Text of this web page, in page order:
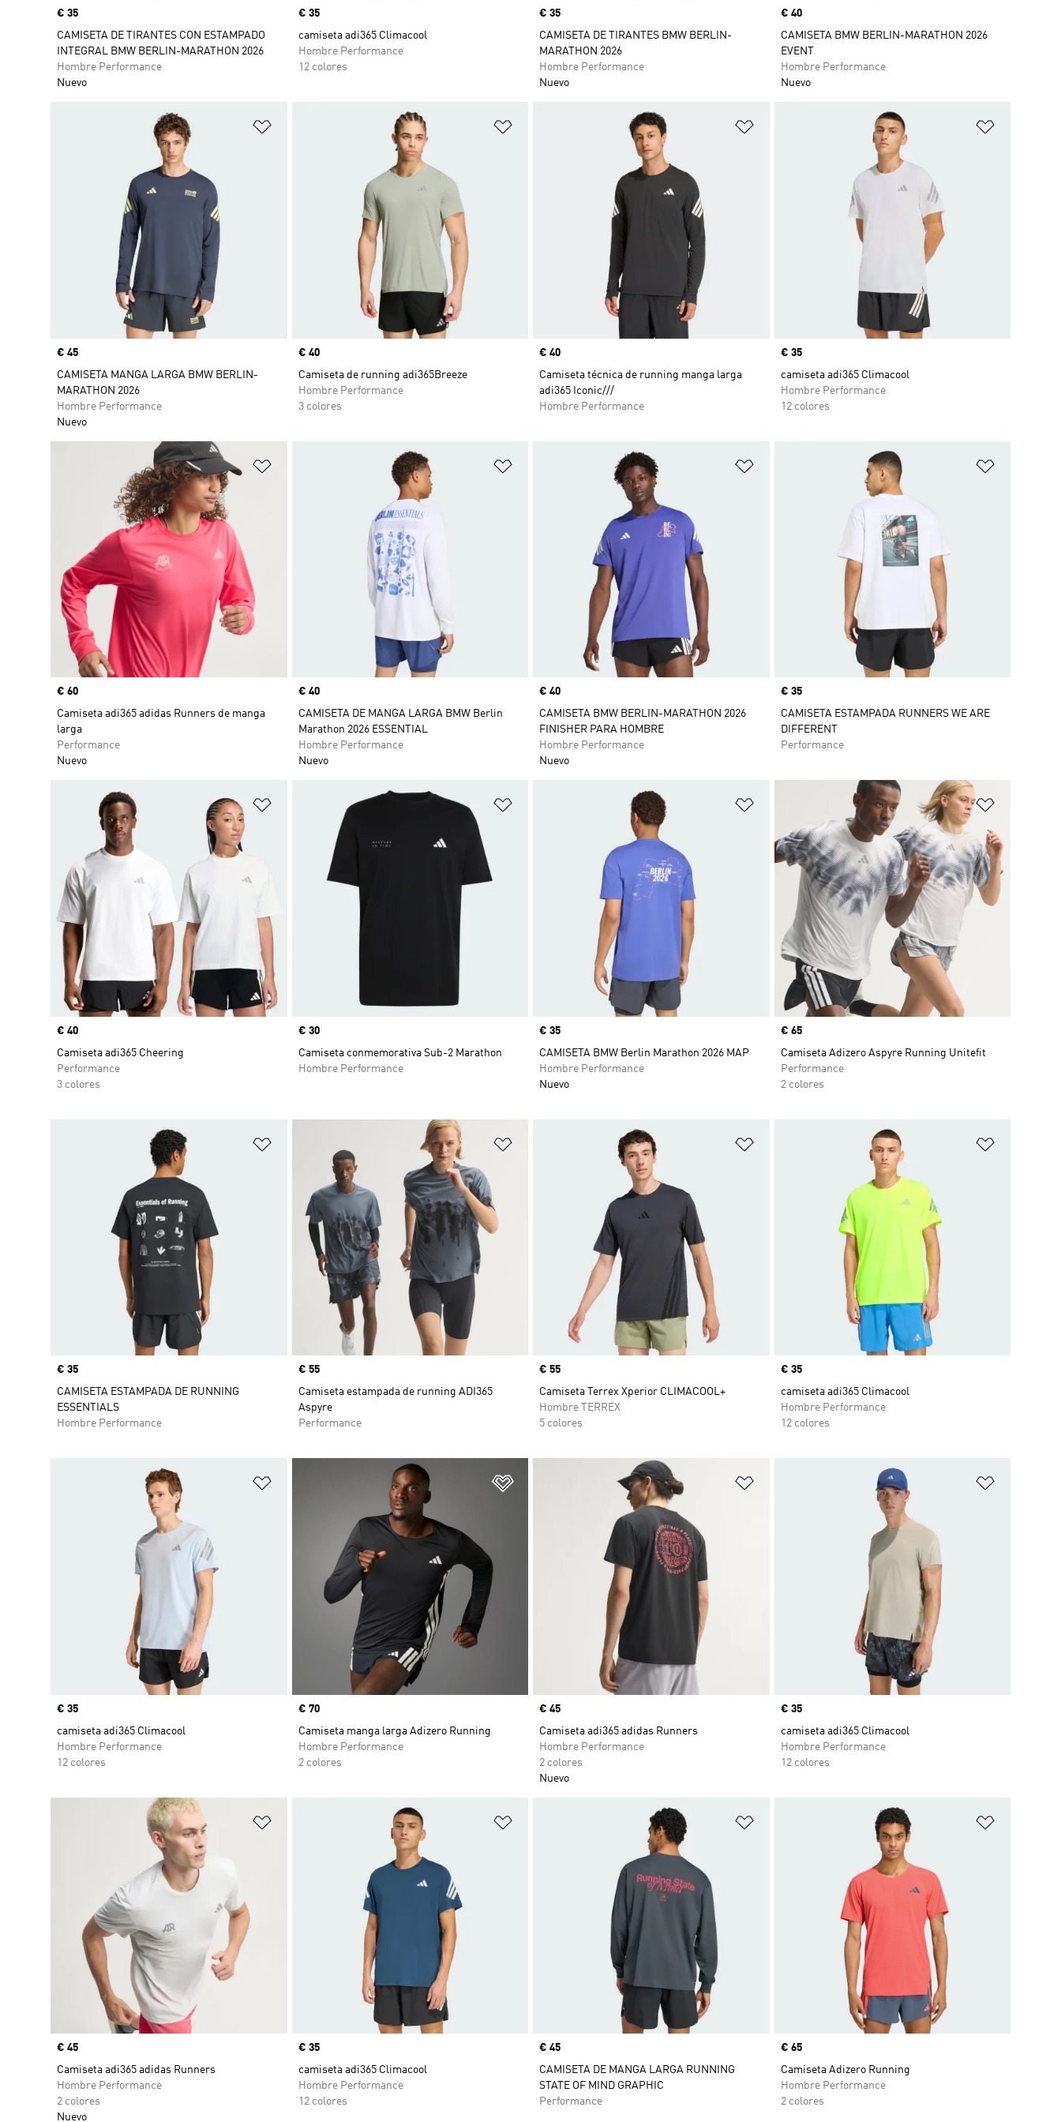
Precio
€ 35
CAMISETA DE TIRANTES CON ESTAMPADO
INTEGRAL BMW BERLIN-MARATHON 2026
Hombre Performance
Nuevo
Precio
€ 35
camiseta adi365 Climacool
Hombre Performance
12 colores
Precio
€ 35
CAMISETA DE TIRANTES BMW BERLIN-
MARATHON 2026
Hombre Performance
Nuevo
Precio
€ 40
CAMISETA BMW BERLIN-MARATHON 2026
EVENT
Hombre Performance
Nuevo
Añadir a la lista de deseos
Precio
€ 45
CAMISETA MANGA LARGA BMW BERLIN-
MARATHON 2026
Hombre Performance
Nuevo
Añadir a la lista de deseos
Precio
€ 40
Camiseta de running adi365Breeze
Hombre Performance
3 colores
Añadir a la lista de deseos
Precio
€ 40
Camiseta técnica de running manga larga
adi365 Iconic///
Hombre Performance
Precio
€ 35
camiseta adi365 Climacool
Hombre Performance
12 colores
Añadir a la lista de deseos
Precio
€ 60
Camiseta adi365 adidas Runners de manga
larga
Performance
Nuevo
Añadir a la lista de deseos
Precio
€ 40
CAMISETA DE MANGA LARGA BMW Berlin
Marathon 2026 ESSENTIAL
Hombre Performance
Nuevo
Añadir a la lista de deseos
Precio
€ 40
CAMISETA BMW BERLIN-MARATHON 2026
FINISHER PARA HOMBRE
Hombre Performance
Nuevo
Precio
€ 35
CAMISETA ESTAMPADA RUNNERS WE ARE
DIFFERENT
Performance
Añadir a la lista de deseos
Precio
€ 40
Camiseta adi365 Cheering
Performance
3 colores
Añadir a la lista de deseos
Precio
€ 30
Camiseta conmemorativa Sub-2 Marathon
Hombre Performance
Añadir a la lista de deseos
Precio
€ 35
CAMISETA BMW Berlin Marathon 2026 MAP
Hombre Performance
Nuevo
Precio
€ 65
Camiseta Adizero Aspyre Running Unitefit
Performance
2 colores
Precio
€ 35
CAMISETA ESTAMPADA DE RUNNING
ESSENTIALS
Hombre Performance
Añadir a la lista de deseos
Precio
€ 55
Camiseta estampada de running ADI365
Aspyre
Performance
Añadir a la lista de deseos
Precio
€ 55
Camiseta Terrex Xperior CLIMACOOL+
Hombre TERREX
5 colores
Precio
€ 35
camiseta adi365 Climacool
Hombre Performance
12 colores
Añadir a la lista de deseos
Precio
€ 35
camiseta adi365 Climacool
Hombre Performance
12 colores
Añadir a la lista de deseos
Precio
€ 70
Camiseta manga larga Adizero Running
Hombre Performance
2 colores
Añadir a la lista de deseos
Precio
€ 45
Camiseta adi365 adidas Runners
Hombre Performance
2 colores
Nuevo
Precio
€ 35
camiseta adi365 Climacool
Hombre Performance
12 colores
Añadir a la lista de deseos
Precio
€ 45
Camiseta adi365 adidas Runners
Hombre Performance
2 colores
Nuevo
Añadir a la lista de deseos
Precio
€ 35
camiseta adi365 Climacool
Hombre Performance
12 colores
Añadir a la lista de deseos
Precio
€ 45
CAMISETA DE MANGA LARGA RUNNING
STATE OF MIND GRAPHIC
Performance
Precio
€ 65
Camiseta Adizero Running
Hombre Performance
2 colores